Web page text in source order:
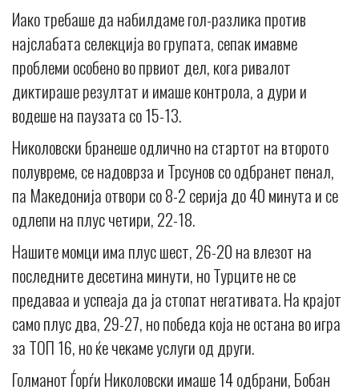
Иако требаше да набилдаме гол-разлика против
најслабата селекција во групата, сепак имавме
проблеми особено во првиот дел, кога ривалот
диктираше резултат и имаше контрола, а дури и
водеше на паузата со 15-13.
Николовски бранеше одлично на стартот на второто
полувреме, се надоврза и Трсунов со одбранет пенал,
па Македонија отвори со 8-2 серија до 40 минута и се
одлепи на плус четири, 22-18.
Нашите момци има плус шест, 26-20 на влезот на
последните десетина минути, но Турците не се
предаваа и успеаja да ја стопат негативата. На крајот
само плус два, 29-27, но победа која не остана во игра
за ТОП 16, но ќе чекаме услуги од други.
Голманот Ѓорѓи Николовски имаше 14 одбрани, Бобан